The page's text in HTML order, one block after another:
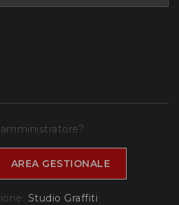
AREA GESTIONALE
Studio Graffiti